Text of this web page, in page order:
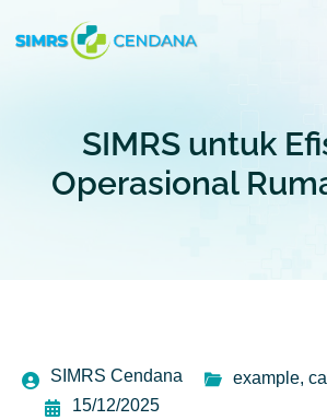
SIMRS untuk
Operasional
SIMRS Cendana example,
15/12/2025